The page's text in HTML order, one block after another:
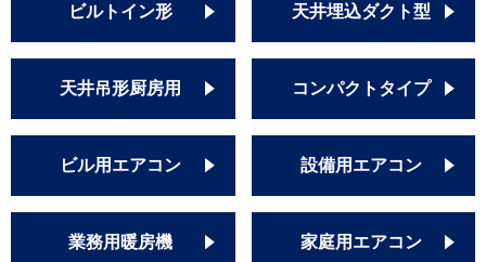
ビルトイン形 天井埋込ダクト型
天井吊形厨房用 コンパクトタイプ
ビル用エアコン 設備用エアコン
業務用暖房機 家庭用エアコン